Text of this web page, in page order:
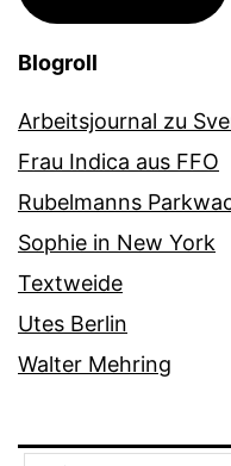
Blogroll
Arbeitsjournal zu
Frau Indica aus FFO
Rubelmanns
Sophie in New York
Textweide
Utes Berlin
Walter Mehring